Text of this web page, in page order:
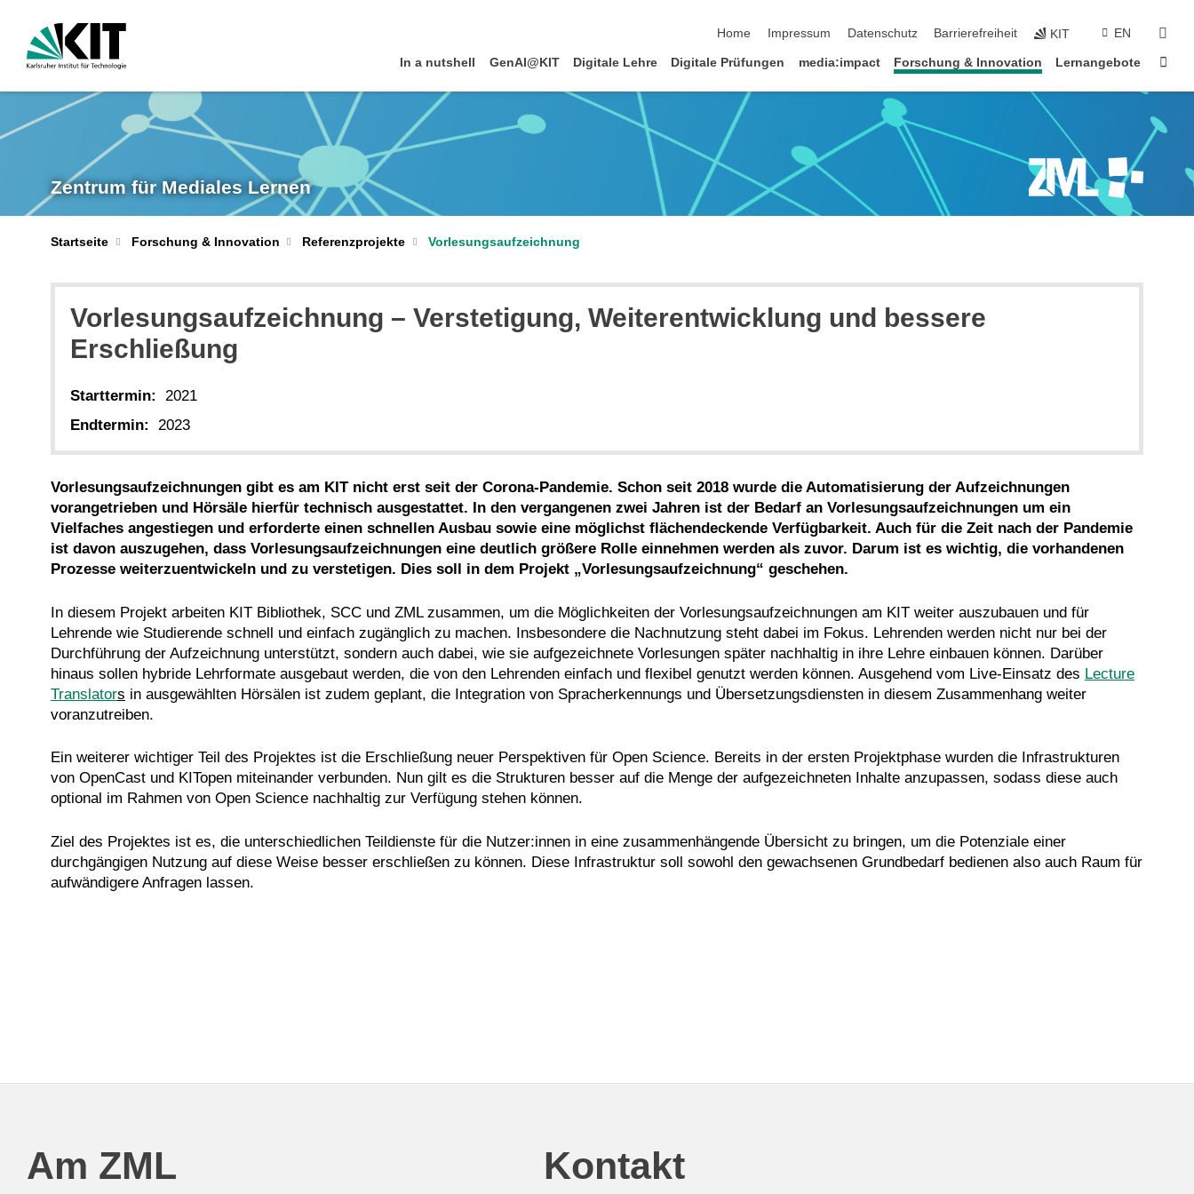
Home
Impressum Datenschutz Barrierefreiheit KIT EN
In a nutshell GenAI@KIT Digitale Lehre Digitale Prüfungen media:impact Forschung & Innovation Lernangebote
Zentrum für Mediales Lernen
Startseite Forschung & Innovation Referenzprojekte Vorlesungsaufzeichnung
Vorlesungsaufzeichnung – Verstetigung, Weiterentwicklung und bessere
Erschließung
Starttermin:
2021
Endtermin:
2023
Vorlesungsaufzeichnungen gibt es am KIT nicht erst seit der Corona-Pandemie. Schon seit 2018 wurde die Automatisierung der Aufzeichnungen
vorangetrieben und Hörsäle hierfür technisch ausgestattet. In den vergangenen zwei Jahren ist der Bedarf an Vorlesungsaufzeichnungen um ein
Vielfaches angestiegen und erforderte einen schnellen Ausbau sowie eine möglichst flächendeckende Verfügbarkeit. Auch für die Zeit nach der Pandemie
ist davon auszugehen, dass Vorlesungsaufzeichnungen eine deutlich größere Rolle einnehmen werden als zuvor. Darum ist es wichtig, die vorhandenen
Prozesse weiterzuentwickeln und zu verstetigen. Dies soll in dem Projekt „Vorlesungsaufzeichnung“ geschehen.
In diesem Projekt arbeiten KIT Bibliothek, SCC und ZML zusammen, um die Möglichkeiten der Vorlesungsaufzeichnungen am KIT weiter auszubauen und für
Lehrende wie Studierende schnell und einfach zugänglich zu machen. Insbesondere die Nachnutzung steht dabei im Fokus. Lehrenden werden nicht nur bei der
Durchführung der Aufzeichnung unterstützt, sondern auch dabei, wie sie aufgezeichnete Vorlesungen später nachhaltig in ihre Lehre einbauen können. Darüber
hinaus sollen hybride Lehrformate ausgebaut werden, die von den Lehrenden einfach und flexibel genutzt werden können. Ausgehend vom Live-Einsatz des Lecture
Translators in ausgewählten Hörsälen ist zudem geplant, die Integration von Spracherkennungs und Übersetzungsdiensten in diesem Zusammenhang weiter
voranzutreiben.
Ein weiterer wichtiger Teil des Projektes ist die Erschließung neuer Perspektiven für Open Science. Bereits in der ersten Projektphase wurden die Infrastrukturen
von OpenCast und KITopen miteinander verbunden. Nun gilt es die Strukturen besser auf die Menge der aufgezeichneten Inhalte anzupassen, sodass diese auch
optional im Rahmen von Open Science nachhaltig zur Verfügung stehen können.
Ziel des Projektes ist es, die unterschiedlichen Teildienste für die Nutzer:innen in eine zusammenhängende Übersicht zu bringen, um die Potenziale einer
durchgängigen Nutzung auf diese Weise besser erschließen zu können. Diese Infrastruktur soll sowohl den gewachsenen Grundbedarf bedienen also auch Raum für
aufwändigere Anfragen lassen.
Am ZML Kontakt